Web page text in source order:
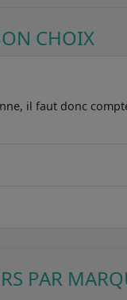
CHOIX
il faut donc
PAR